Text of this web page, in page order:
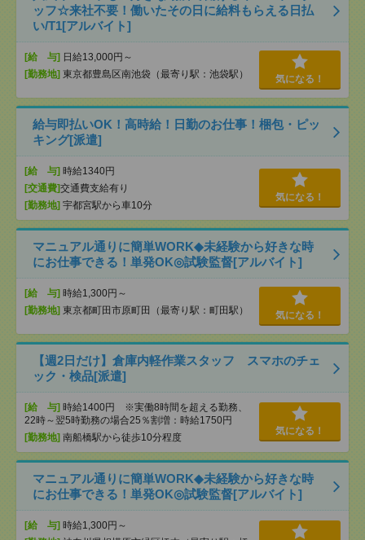
ッフ☆来社不要！働いたその日に給料もらえる日払
い/T1[アルバイト]
[給 与] 日給13,000円～
[勤務地] 東京都豊島区南池袋（最寄り駅：池袋駅） 気になる！
給与即払いOK！高時給！日勤のお仕事！梱包・ピッ
キング[派遣]
[給 与] 時給1340円
[交通費]交通費支給有り
[勤務地] 宇都宮駅から車10分
気になる！
マニュアル通りに簡単WORK◆未経験から好きな時
にお仕事できる！単発OK◎試験監督[アルバイト]
[給 与] 時給1,300円～
[勤務地] 東京都町田市原町田（最寄り駅：町田駅） 気になる！
【週2日だけ】倉庫内軽作業スタッフ スマホのチェ
ック・検品[派遣]
[給 与] 時給1400円 ※実働8時間を超える勤務、
22時～翌5時勤務の場合25％割増：時給1750円
[勤務地] 南船橋駅から徒歩10分程度
気になる！
マニュアル通りに簡単WORK◆未経験から好きな時
にお仕事できる！単発OK◎試験監督[アルバイト]
[給 与] 時給1,300円～